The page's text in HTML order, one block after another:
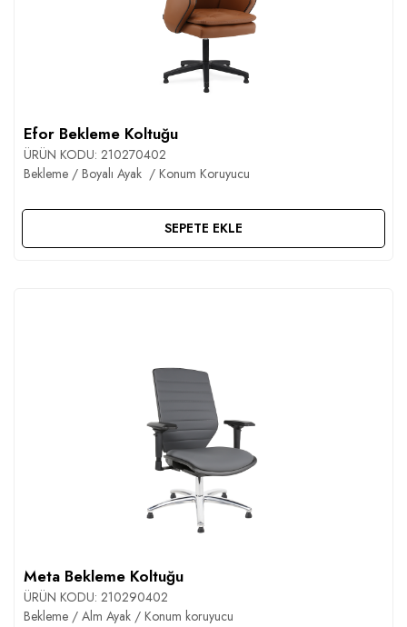
Efor Bekleme Koltuğu
ÜRÜN KODU: 210270402
Bekleme / Boyalı Ayak / Konum Koruyucu
SEPETE EKLE
Meta Bekleme Koltuğu
ÜRÜN KODU: 210290402
Bekleme / Alm Ayak / Konum koruyucu